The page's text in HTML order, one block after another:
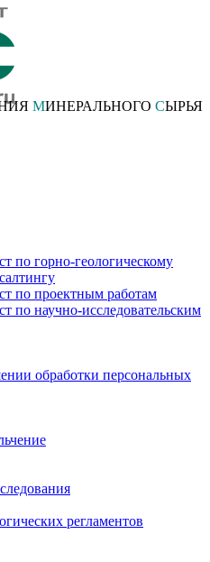
МИНЕРАЛЬНОГО СЫРЬЯ
по горно-геологическому
по проектным работам
по научно-исследовательским
обработки персональных
регламентов